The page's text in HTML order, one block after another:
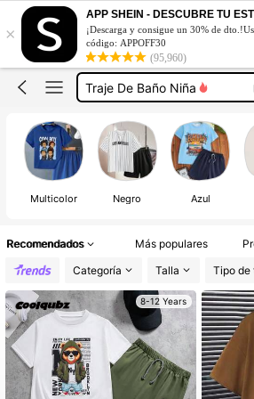
×
APP SHEIN - DESCUBRE TU
¡Descarga y consigue un 30% de
código: APPOFF30
(95,960)
Mochilas Para Niña
Vestidos Para Niñas
Ropa Para Niña
Traje De Baño Niña
Mochilas Para Niña
Vestidos Para Niñas
Multicolor Negro Azul
Recomendados Más populares
Categoría
Talla Tipo de
8-12 Years